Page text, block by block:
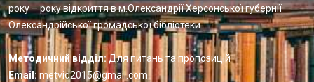
року – року відкриття в м.Олександрії Херсонської губернії
Олександрійської громадської бібліотеки
Методичний відділ: Для питань та пропозицій
Email: metvid2015@gmail.com